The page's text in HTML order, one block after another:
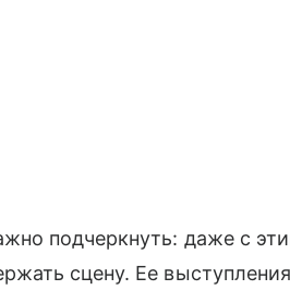
подчеркнуть: даже с
сцену. Ее